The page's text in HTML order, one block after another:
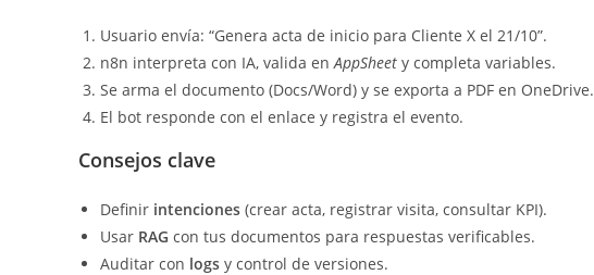
Usuario envía: “Genera acta de inicio para Cliente X el 21/10”.
n8n interpreta con IA, valida en AppSheet y completa variables.
Se arma el documento (Docs/Word) y se exporta a PDF en OneDrive.
El bot responde con el enlace y registra el evento.
Consejos clave
Definir intenciones (crear acta, registrar visita, consultar KPI).
Usar RAG con tus documentos para respuestas verificables.
Auditar con logs y control de versiones.